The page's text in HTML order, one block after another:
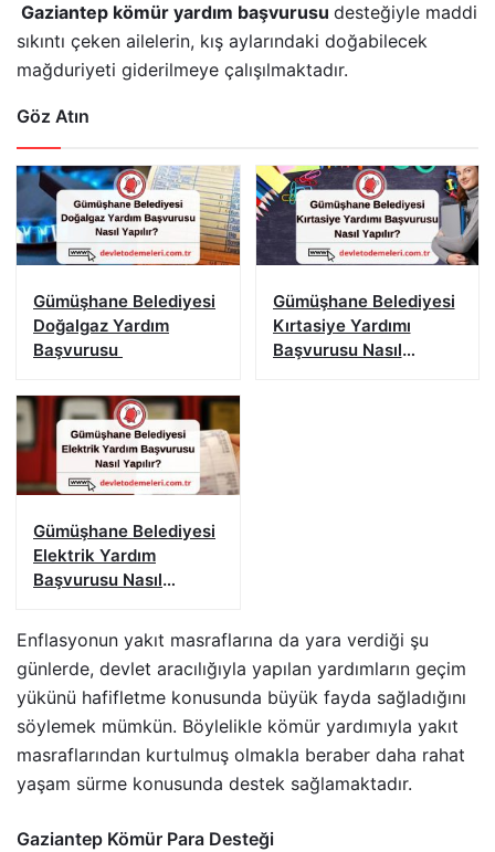
Gaziantep kömür yardım başvurusu desteğiyle maddi
sıkıntı çeken ailelerin, kış aylarındaki doğabilecek
mağduriyeti giderilmeye çalışılmaktadır.
Göz Atın
Gümüşhane Belediyesi
Doğalgaz Yardım
Başvurusu
Gümüşhane Belediyesi
Kırtasiye Yardımı
Başvurusu Nasıl
Gümüşhane Belediyesi
Elektrik Yardım
Başvurusu Nasıl
Enflasyonun yakıt masraflarına da yara verdiği şu
günlerde, devlet aracılığıyla yapılan yardımların geçim
yükünü hafifletme konusunda büyük fayda sağladığını
söylemek mümkün. Böylelikle kömür yardımıyla yakıt
masraflarından kurtulmuş olmakla beraber daha rahat
yaşam sürme konusunda destek sağlamaktadır.
Gaziantep Kömür Para Desteği